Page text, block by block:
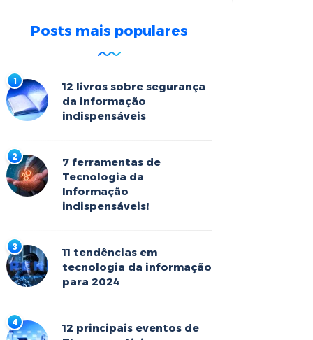
Posts mais populares
12 livros sobre segurança
da informação
indispensáveis
7 ferramentas de
Tecnologia da
Informação
indispensáveis!
11 tendências em
tecnologia da informação
para 2024
12 principais eventos de